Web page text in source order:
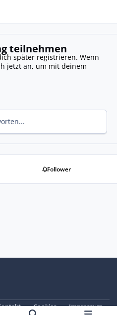
teilnehmen
später registrieren. Wenn
jetzt an, um mit deinem
Follower
Cookies
Impressum